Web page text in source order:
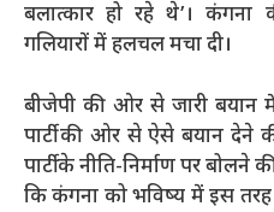
बलात्कार हो रहे थे’। कंगना
गलियारों में हलचल मचा दी।
बीजेपी की ओर से जारी बयान
पार्टी की ओर से ऐसे बयान देने
पार्टी के नीति-निर्माण पर बोलने
कि कंगना को भविष्य में इस